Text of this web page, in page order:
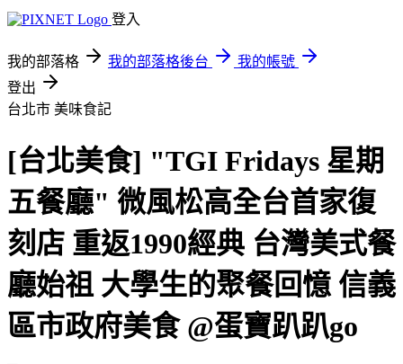
登入
我的部落格 我的部落格後台
我的帳號
登出
台北市 美味食記
[台北美食] "TGI Fridays 星期
五餐廳" 微風松高全台首家復
刻店 重返1990經典 台灣美式餐
廳始祖 大學生的聚餐回憶 信義
區市政府美食 @蛋寶趴趴go